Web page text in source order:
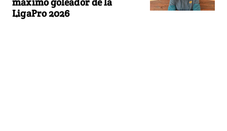
LigaPro 2026